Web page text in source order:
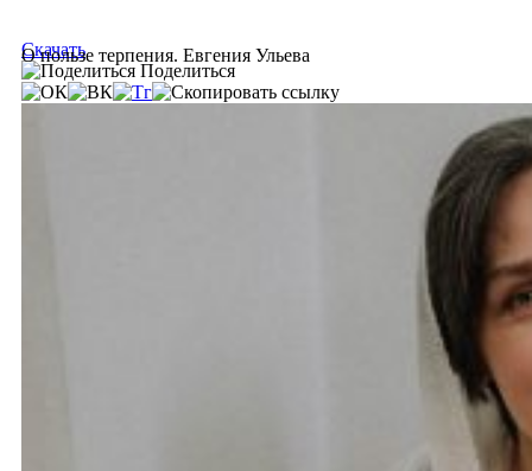
О пользе терпения. Евгения Ульева
Скачать
Поделиться